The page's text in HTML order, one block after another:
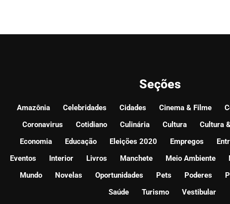
Seções
Amazônia Celebridades Cidades Cinema & Filme
Coronavirus
Cotidiano Culinária Cultura Cultura
Economia
Educação Eleições 2020 Empregos
Eventos
Interior Livros Manchete Meio Ambiente
Mundo
Novelas Oportunidades Pets Poderes
Saúde
Turismo Vestibular